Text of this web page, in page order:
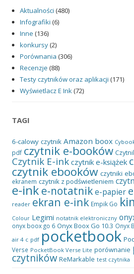
Aktualności (480)
Infografiki (6)
Inne (136)
konkursy(2)
Porównania (306)
Recenzje (88)
Testy czytników oraz aplikacji (171)
Wyświetlacz E Ink (72)
TAGI
6-calowy czytnik Amazon boox
pdf czytnik e-booków
Czytnik E-ink czytnik e-książek
czytnik ebooków czytniki
ekranem czytnik z podświetleniem
e-ink e-notatnike-papier
reader ekran e-ink Empik Go
Colour Legimi notatnik elektroniczny
onyx boox go 6 Onyx Boox Go 10.3 Onyx
air 4 c pdf pocketbook
Verse PocketBook Verse Lite porównanie
czytników ReMarkable test czytnika